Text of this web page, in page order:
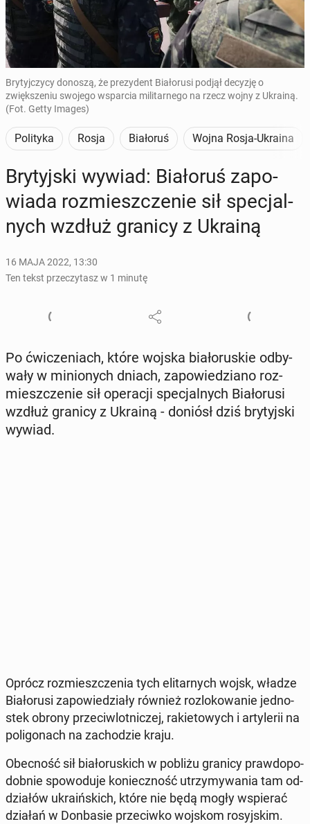
Brytyjczycy donoszą, że prezydent Białorusi podjął decyzję o
zwiększeniu swojego wsparcia militarnego na rzecz wojny z Ukrainą.
(Fot. Getty Images)
Polityka Rosja Białoruś Wojna Rosja-Ukraina
Bry­tyj­ski wywiad: Bia­ło­ruś za­po­
wia­da roz­miesz­cze­nie sił spe­cjal­
nych wzdłuż granicy z Ukrainą
16 MAJA 2022, 13:30
Ten tekst przeczytasz w 1 minutę
Po ćwi­cze­niach, które wojska bia­ło­ru­skie od­by­
wa­ły w mi­nio­nych dniach, za­po­wie­dzia­no roz­
miesz­cze­nie sił ope­ra­cji spe­cjal­nych Bia­ło­ru­si
wzdłuż granicy z Ukrainą - doniósł dziś bry­tyj­ski
wywiad.
Oprócz roz­miesz­cze­nia tych eli­tar­nych wojsk, władze
Bia­ło­ru­si za­po­wie­dzia­ły również roz­lo­ko­wa­nie jed­no­
stek obrony prze­ciw­lot­ni­czej, ra­kie­to­wych i ar­ty­le­rii na
po­li­go­nach na za­cho­dzie kraju.
Obec­ność sił bia­ło­ru­skich w pobliżu granicy praw­do­po­
dob­nie spo­wo­du­je ko­niecz­ność utrzy­my­wa­nia tam od­
dzia­łów ukra­iń­skich, które nie będą mogły wspie­rać
działań w Don­ba­sie prze­ciw­ko wojskom ro­syj­skim.